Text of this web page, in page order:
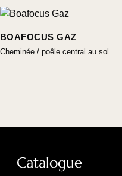
BOAFOCUS GAZ
Cheminée / poêle central au sol
Catalogue